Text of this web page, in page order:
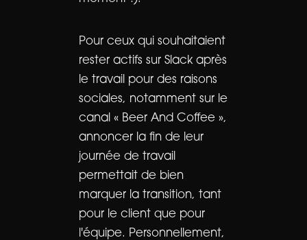
Pour ceux qui souhaitaient
rester actifs sur Slack après
le travail pour des raisons
sociales, notamment sur le
canal « Beer And Coffee »,
annoncer la fin de leur
journée de travail
permettait de bien
marquer la transition, tant
pour le client que pour
l'équipe. Personnellement,